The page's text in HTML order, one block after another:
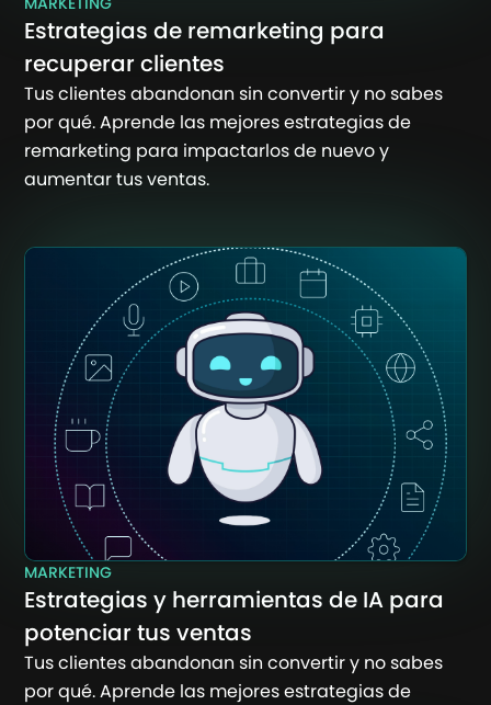
Estrategias de remarketing para
recuperar clientes
Tus clientes abandonan sin convertir y no sabes
por qué. Aprende las mejores estrategias de
remarketing para impactarlos de nuevo y
aumentar tus ventas.
MARKETING
Estrategias y herramientas de IA para
potenciar tus ventas
Tus clientes abandonan sin convertir y no sabes
por qué. Aprende las mejores estrategias de